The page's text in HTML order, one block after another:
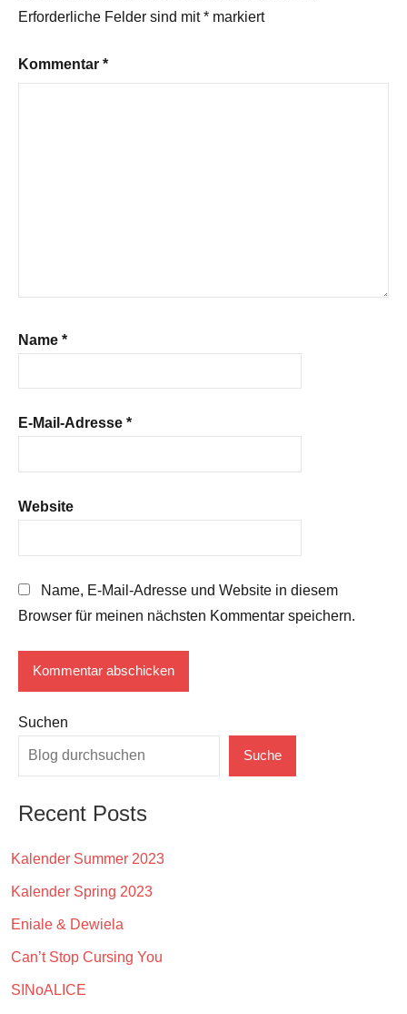
Erforderliche Felder sind mit* markiert
Kommentar *
Name *
E-Mail-Adresse *
Website
Name, E-Mail-Adresse und Website in diesem
Browser für meinen nächsten Kommentar speichern.
Suchen
Suche
Recent Posts
Kalender Summer 2023
Kalender Spring 2023
Eniale & Dewiela
Can’t Stop Cursing You
SINoALICE